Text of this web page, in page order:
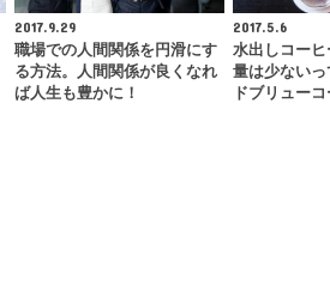
2017.9.29
職場での人間関係を円滑にす
る方法。人間関係が良くなれ
ば人生も豊かに！
2017.5.6
水出しコー
量は少ない
ドブリュー